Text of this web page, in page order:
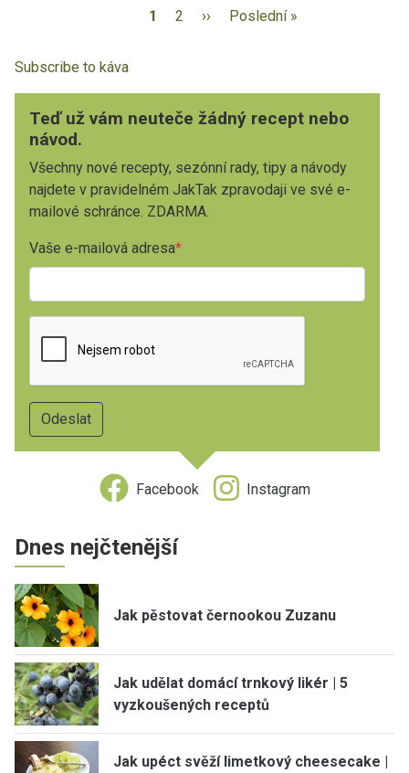
1 2 ›› Poslední »
Subscribe to káva
Teď už vám neuteče žádný recept nebo
návod.
Všechny nové recepty, sezónní rady, tipy a návody
najdete v pravidelném JakTak zpravodaji ve své e-
mailové schránce. ZDARMA.
Vaše e-mailová adresa
Facebook Instagram
Dnes nejčtenější
Jak pěstovat černookou Zuzanu
Jak udělat domácí trnkový likér | 5
vyzkoušených receptů
Jak upéct svěží limetkový cheesecake |